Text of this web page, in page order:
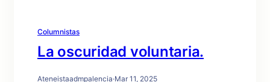
Columnistas
La oscuridad voluntaria.
Ateneistaadmpalencia·Mar 11, 2025